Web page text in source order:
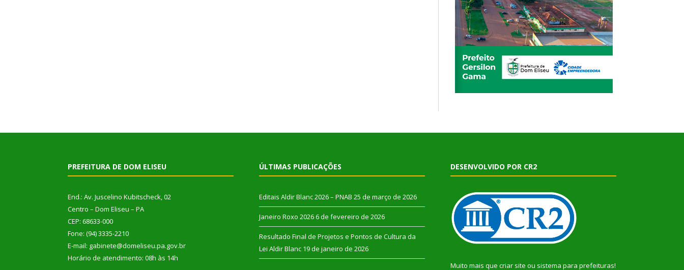
PREFEITURA DE DOM ELISEU
End.: Av. Juscelino Kubitscheck, 02
Centro – Dom Eliseu – PA
CEP: 68633-000
Fone: (94) 3335-2210
E-mail: gabinete@domeliseu.pa.gov.br
Horário de atendimento: 08h às 14h
ÚLTIMAS PUBLICAÇÕES
Editais Aldir Blanc 2026 – PNAB 25 de março de 2026
Janeiro Roxo 2026 6 de fevereiro de 2026
Resultado Final de Projetos e Pontos de Cultura da
Lei Aldir Blanc 19 de janeiro de 2026
DESENVOLVIDO POR CR2
Muito mais que criar site ou sistema para prefeituras!